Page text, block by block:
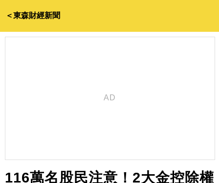
＜東森財經新聞
116萬名股民注意！2大金控除權